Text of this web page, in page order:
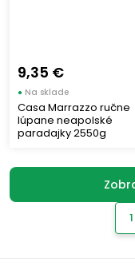
9,35 €
● Na sklade
Casa Marrazzo ručne
lúpane neapolské
paradajky 2550g
1